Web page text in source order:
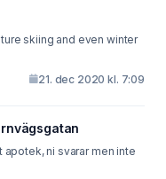
skiing and even winter
21. dec 2020 kl. 7:09
ni svarar men inte